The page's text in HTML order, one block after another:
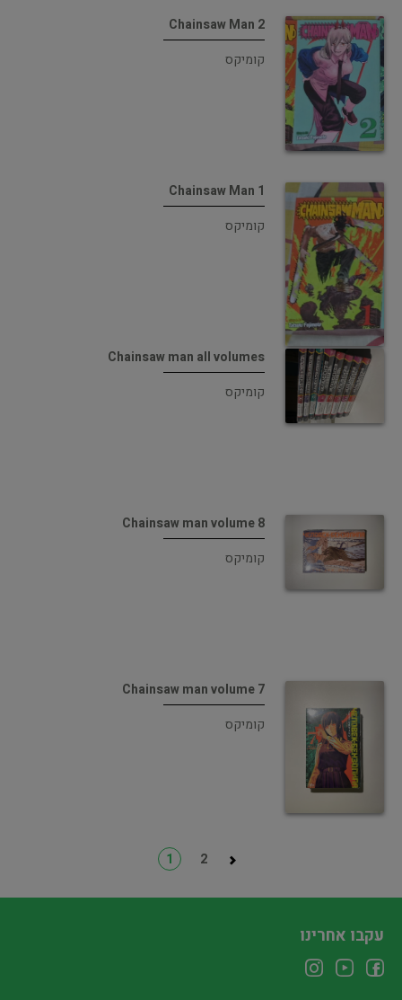
Chainsaw Man 2
קומיקס
Chainsaw Man 1
קומיקס
Chainsaw man all volumes
קומיקס
Chainsaw man volume 8
קומיקס
Chainsaw man volume 7
קומיקס
1 2
עקבו אחרינו